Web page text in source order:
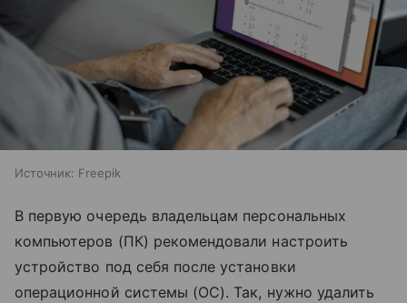
Источник: Freepik
В первую очередь владельцам персональных
компьютеров (ПК) рекомендовали настроить
устройство под себя после установки
операционной системы (ОС). Так, нужно удалить